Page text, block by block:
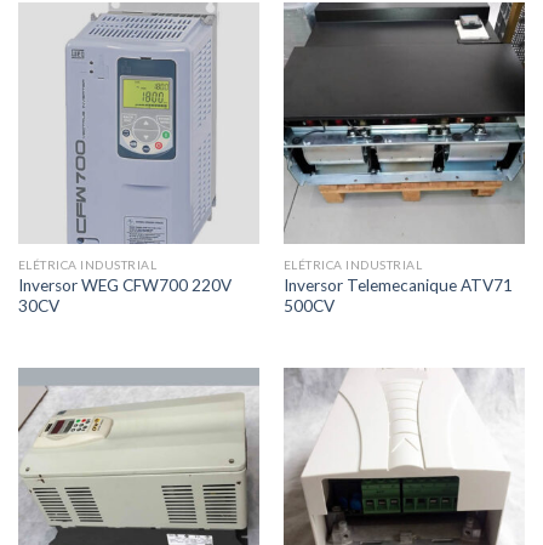
ELÉTRICA INDUSTRIAL
Inversor WEG CFW700 220V
30CV
ELÉTRICA INDUSTRIAL
Inversor Telemecanique ATV71
500CV